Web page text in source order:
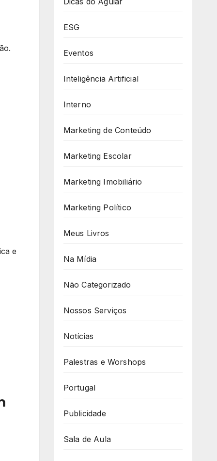
e
ESG
Eventos
Inteligência Artificial
Interno
Marketing de Conteúdo
Marketing Escolar
Marketing Imobiliário
Marketing Político
Meus Livros
Na Mídia
Não Categorizado
Nossos Serviços
Notícias
Palestras e Worshops
Portugal
Publicidade
Sala de Aula